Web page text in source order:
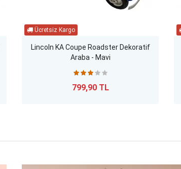
Lincoln KA Coupe Roadster Dekoratif
Araba - Mavi
799,90 TL